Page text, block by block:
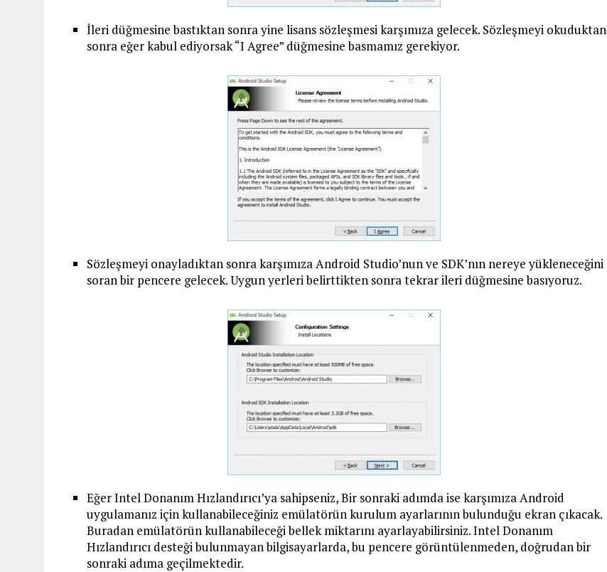
İleri düğmesine bastıktan sonra yine lisans sözleşmesi karşımıza gelecek. Sözleşmeyi okuduktan
sonra eğer kabul ediyorsak “I Agree” düğmesine basmamız gerekiyor.
Sözleşmeyi onayladıktan sonra karşımıza Android Studio’nun ve SDK’nın nereye yükleneceğini
soran bir pencere gelecek. Uygun yerleri belirttikten sonra tekrar ileri düğmesine basıyoruz.
Eğer Intel Donanım Hızlandırıcı’ya sahipseniz, Bir sonraki adımda ise karşımıza Android
uygulamanız için kullanabileceğiniz emülatörün kurulum ayarlarının bulunduğu ekran çıkacak.
Buradan emülatörün kullanabileceği bellek miktarını ayarlayabilirsiniz. Intel Donanım
Hızlandırıcı desteği bulunmayan bilgisayarlarda, bu pencere görüntülenmeden, doğrudan bir
sonraki adıma geçilmektedir.